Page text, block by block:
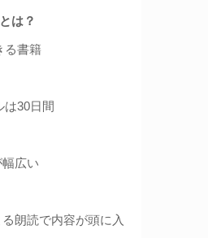
は？
る書籍
は30日間
広い
朗読で内容が頭に入